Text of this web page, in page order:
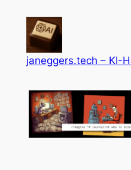
springen
janeggers.tech – KI-